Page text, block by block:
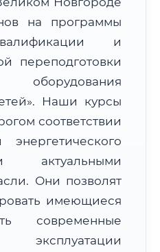
на программы
и
переподготовки
оборудования
Наши курсы
соответствии
актуальными
Они позволят
имеющиеся
современные